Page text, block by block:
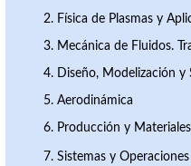
2. Física de Plasmas y
3. Mecánica de Fluidos.
4. Diseño, Modelización y
5. Aerodinámica
6. Producción y
7. Sistemas y